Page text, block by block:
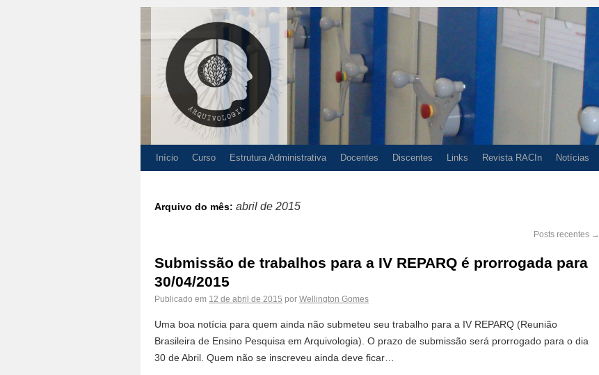
Início Curso Estrutura Administrativa Docentes Discentes Links Revista RACIn Notícias
Arquivo do mês: abril de 2015
Posts recentes →
Submissão de trabalhos para a IV REPARQ é prorrogada para
30/04/2015
Publicado em 12 de abril de 2015 por Wellington Gomes
Uma boa notícia para quem ainda não submeteu seu trabalho para a IV REPARQ (Reunião
Brasileira de Ensino Pesquisa em Arquivologia). O prazo de submissão será prorrogado para o dia
30 de Abril. Quem não se inscreveu ainda deve ficar…